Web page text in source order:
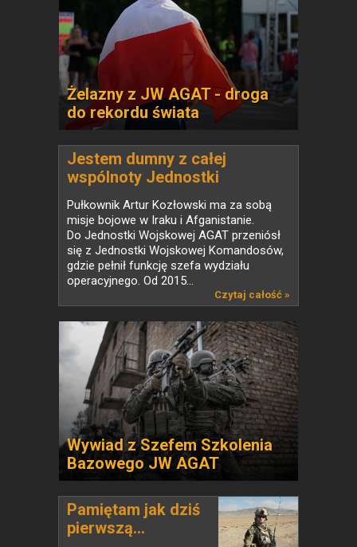
Żelazny z JW AGAT - droga
do rekordu świata
Jestem dumny z całej
wspólnoty Jednostki
Wojskowej Agat
Pułkownik Artur Kozłowski ma za sobą
misje bojowe w Iraku i Afganistanie.
Do Jednostki Wojskowej AGAT przeniósł
się z Jednostki Wojskowej Komandosów,
gdzie pełnił funkcję szefa wydziału
operacyjnego. Od 2015...
Czytaj całość »
Wywiad z Szefem Szkolenia
Bazowego JW AGAT
Pamiętam jak dziś
pierwszą...